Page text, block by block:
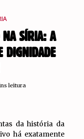
NA SÍRIA: A
DIGNIDADE
leitura
da história da
há exatamente